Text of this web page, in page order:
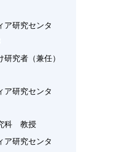
ア研究センタ
究者（兼任）
ア研究センタ
科 教授
ア研究センタ